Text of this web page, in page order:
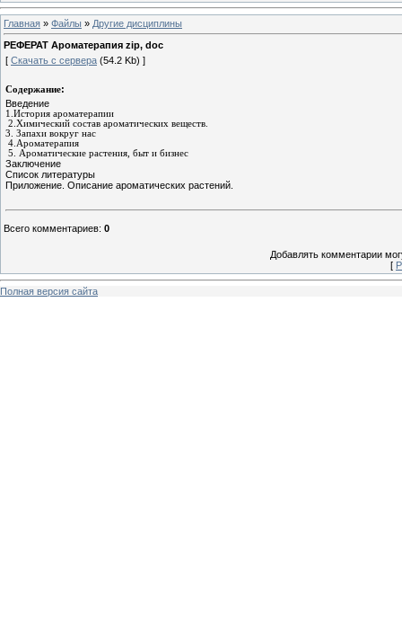
Главная » Файлы » Другие дисциплины
РЕФЕРАТ Ароматерапия zip, doc
[ Скачать с сервера (54.2 Kb) ]
Содержание:
Введение
1.История ароматерапии
2.Химический состав ароматических веществ.
3. Запахи вокруг нас
4.Ароматерапия
5. Ароматические растения, быт и бизнес
Заключение
Список литературы
Приложение. Описание ароматических растений.
Всего комментариев: 0
Добавлять комментарии
[
Полная версия сайта